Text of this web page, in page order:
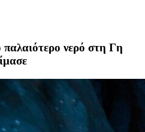
νερό στη Γη